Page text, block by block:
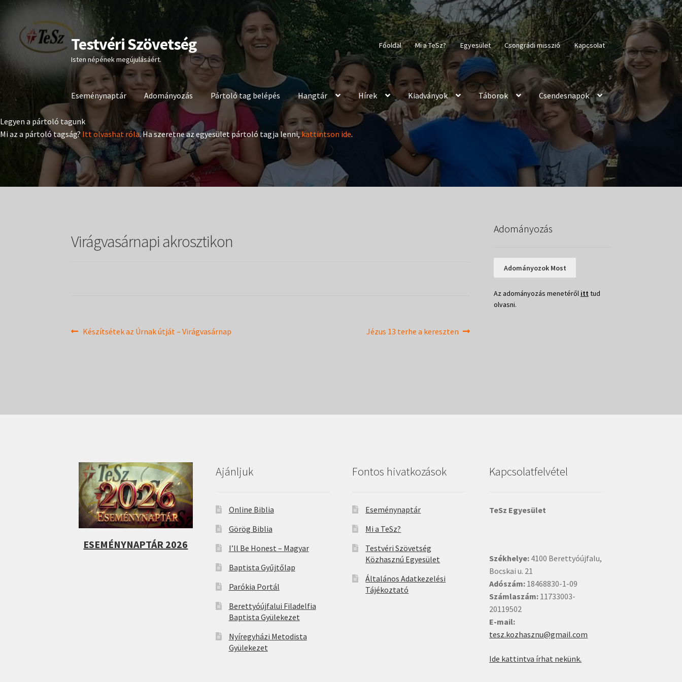
Ugrás
a
navigációhoz
Kilépés
a
tartalomba
Testvéri Szövetség
Isten népének megújulásáért.
Főoldal Mi a TeSz? Egyesület Csongrádi misszió Kapcsolat
Eseménynaptár Adományozás Pártoló tag belépés Hangtár Hírek Kiadványok Táborok Csendesnapok
Legyen a pártoló tagunk
Mi az a pártoló tagság? Itt olvashat róla. Ha szeretne az egyesület pártoló tagja lenni,kattintson ide.
Virágvasárnapi akrosztikon
Bejegyzés
Previous
Készítsétek az Úrnak útját – Virágvasárnap
Next
Jézus 13 terhe a kereszten
Adományozás
Adományozok Most
Az adományozás menetéről itt tud
olvasni.
ESEMÉNYNAPTÁR 2026
Ajánljuk
Online Biblia
Görög Biblia
I’ll Be Honest – Magyar
Baptista Gyűjtőlap
Parókia Portál
Berettyóújfalui Filadelfia
Baptista Gyülekezet
Nyíregyházi Metodista
Gyülekezet
Fontos hivatkozások
Eseménynaptár
Mi a TeSz?
Testvéri Szövetség
Közhasznú Egyesület
Általános Adatkezelési
Tájékoztató
Kapcsolatfelvétel
TeSz Egyesület
Székhelye: 4100 Berettyóújfalu,
Bocskai u. 21
Adószám: 18468830-1-09
Számlaszám: 11733003-
20119502
E-mail:
tesz.kozhasznu@gmail.com
Ide kattintva írhat nekünk.